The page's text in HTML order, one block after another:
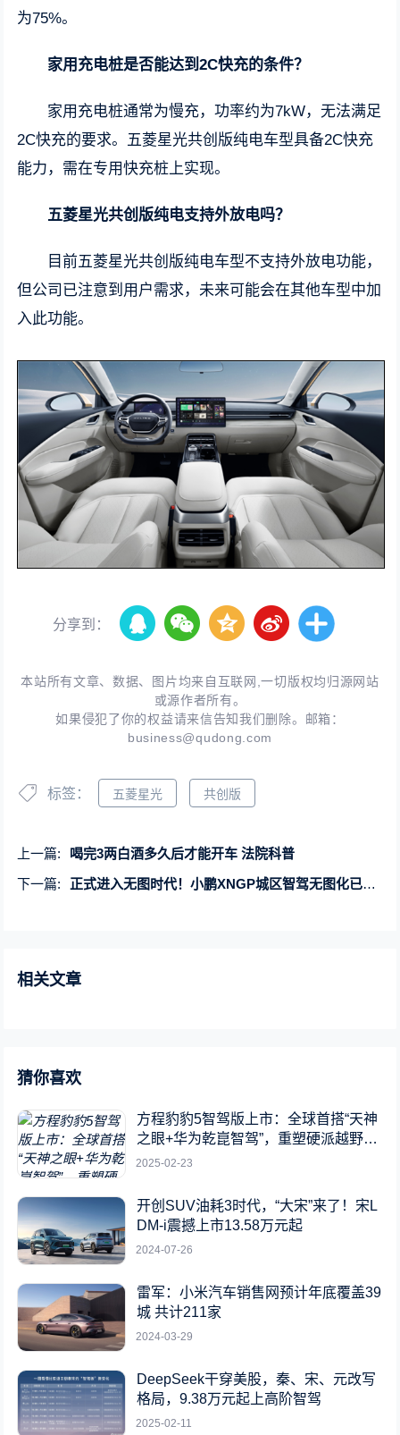
为75%。
家用充电桩是否能达到2C快充的条件？
家用充电桩通常为慢充，功率约为7kW，无法满足
2C快充的要求。五菱星光共创版纯电车型具备2C快充
能力，需在专用快充桩上实现。
五菱星光共创版纯电支持外放电吗？
目前五菱星光共创版纯电车型不支持外放电功能，
但公司已注意到用户需求，未来可能会在其他车型中加
入此功能。
分享到：
本站所有文章、数据、图片均来自互联网,一切版权均归源网站
或源作者所有。
如果侵犯了你的权益请来信告知我们删除。邮箱：
business@qudong.com
标签： 五菱星光 共创版
上一篇:
喝完3两白酒多久后才能开车 法院科普
下一篇:
正式进入无图时代！小鹏XNGP城区智驾无图化已完成100%
相关文章
猜你喜欢
方程豹豹5智驾版上市：全球首搭“天神
之眼+华为乾崑智驾”，重塑硬派越野新
标杆
2025-02-23
开创SUV油耗3时代，“大宋”来了！宋L
DM-i震撼上市13.58万元起
2024-07-26
雷军：小米汽车销售网预计年底覆盖39
城 共计211家
2024-03-29
DeepSeek干穿美股，秦、宋、元改写
格局，9.38万元起上高阶智驾
2025-02-11